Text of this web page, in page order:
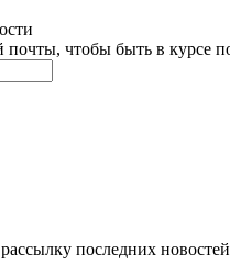
почты, чтобы быть в курсе
последних новостей